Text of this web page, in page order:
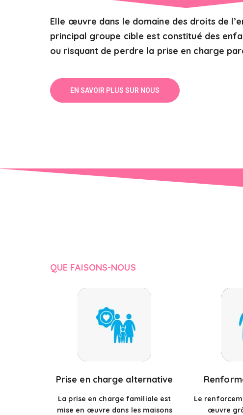
Elle œuvre dans le domaine des droits de
principal groupe cible est constitué des
ou risquant de perdre la prise en charge
EN SAVOIR PLUS SUR NOUS
QUE FAISONS-NOUS
Prise en charge alternative
La prise en charge familiale est
mise en œuvre dans les maisons
Le
œuvre